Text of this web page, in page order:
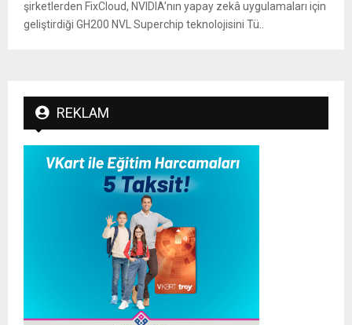
şirketlerden FixCloud, NVIDIA’nın yapay zekâ uygulamaları için
geliştirdiği GH200 NVL Superchip teknolojisini Tü..
REKLAM